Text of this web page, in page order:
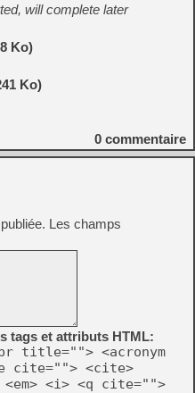
will complete later
Ko)
Ko)
0 commentaire
Les champs
tags et attributs HTML:
title=""> <acronym
cite=""> <cite>
<i> <q cite="">